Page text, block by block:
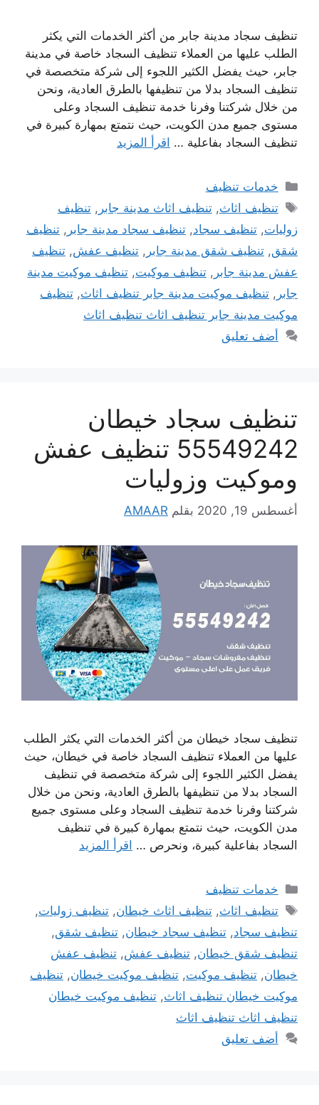
تنظيف سجاد مدينة جابر من أكثر الخدمات التي يكثر
الطلب عليها من العملاء تنظيف السجاد خاصة في مدينة
جابر، حيث يفضل الكثير اللجوء إلى شركة متخصصة في
تنظيف السجاد بدلا من تنظيفها بالطرق العادية، ونحن
من خلال شركتنا وفرنا خدمة تنظيف السجاد وعلى
مستوى جميع مدن الكويت، حيث نتمتع بمهارة كبيرة في
تنظيف السجاد بفاعلية … اقرأ المزيد
التصنيفات
خدمات تنظيف
الوسوم
تنظيف اثاث,تنظيف اثاث مدينة جابر ,تنظيف
زوليات, تنظيف سجاد, تنظيف سجاد مدينة جابر , تنظيف
شقق, تنظيف شقق مدينة جابر , تنظيف عفش, تنظيف
عفش مدينة جابر , تنظيف موكيت, تنظيف موكيت مدينة
جابر , تنظيف موكيت مدينة جابر تنظيف اثاث, تنظيف
موكيت مدينة جابر تنظيف اثاث تنظيف اثاث
أضف تعليق
تنظيف سجاد خيطان
55549242 تنظيف عفش
وموكيت وزوليات
أغسطس 19, 2020 بقلم AMAAR
تنظيف سجاد خيطان من أكثر الخدمات التي يكثر الطلب
عليها من العملاء تنظيف السجاد خاصة في خيطان، حيث
يفضل الكثير اللجوء إلى شركة متخصصة في تنظيف
السجاد بدلا من تنظيفها بالطرق العادية، ونحن من خلال
شركتنا وفرنا خدمة تنظيف السجاد وعلى مستوى جميع
مدن الكويت، حيث نتمتع بمهارة كبيرة في تنظيف
السجاد بفاعلية كبيرة، ونحرص … اقرأ المزيد
التصنيفات
خدمات تنظيف
الوسوم
تنظيف اثاث,تنظيف اثاث خيطان,تنظيف زوليات,
تنظيف سجاد, تنظيف سجاد خيطان, تنظيف شقق,
تنظيف شقق خيطان, تنظيف عفش, تنظيف عفش
خيطان, تنظيف موكيت, تنظيف موكيت خيطان, تنظيف
موكيت خيطان تنظيف اثاث, تنظيف موكيت خيطان
تنظيف اثاث تنظيف اثاث
أضف تعليق